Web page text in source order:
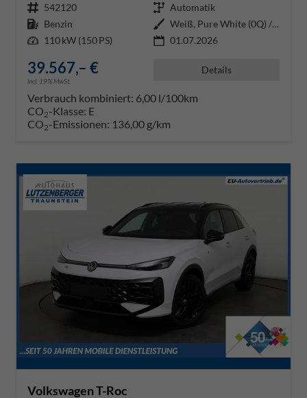
Fahrzeugnr. 542120 Getriebe Automatik
Kraftstoff Benzin Außenfarbe
Weiß, Pure White (0Q) / Dach Sc
Leistung 110 kW (150 PS) 01.07.2026
39.567,– €
incl. 19% MwSt.
Details
Verbrauch kombiniert: 6,00 l/100km
CO2-Klasse: E
CO2-Emissionen: 136,00 g/km
Volkswagen T-Roc